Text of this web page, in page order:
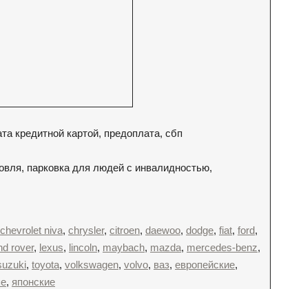
кредитной картой, предоплата, сбп
парковка для людей с инвалидностью,
chevrolet niva, chrysler, citroen, daewoo, dodge, fiat, ford,
rover, lexus, lincoln, maybach, mazda, mercedes-benz,
, toyota, volkswagen, volvo, ваз, европейские,
, японские